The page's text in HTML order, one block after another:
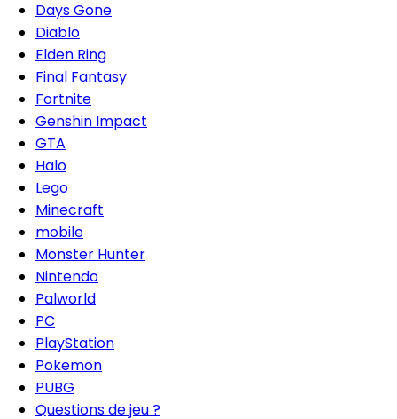
Days Gone
Diablo
Elden Ring
Final Fantasy
Fortnite
Genshin Impact
GTA
Halo
Lego
Minecraft
mobile
Monster Hunter
Nintendo
Palworld
PC
PlayStation
Pokemon
PUBG
Questions de jeu ?